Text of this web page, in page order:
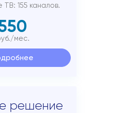
155 каналов.
мес.
решение